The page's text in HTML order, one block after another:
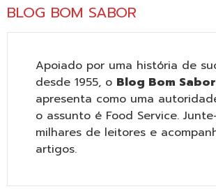
BLOG BOM SABOR
Apoiado por uma história de
desde 1955, o Blog Bom Sabor
apresenta como uma
o assunto é Food Service.
milhares de leitores e
artigos.